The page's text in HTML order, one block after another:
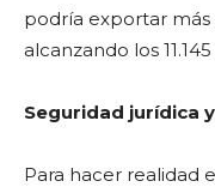
podría exportar más
alcanzando los
Seguridad jurídica
Para hacer realidad